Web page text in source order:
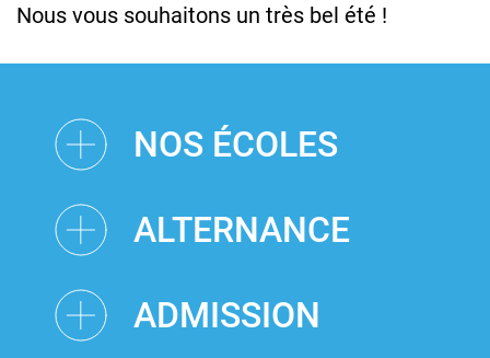
Nous vous souhaitons un très bel été !
NOS ÉCOLES
ALTERNANCE
ADMISSION